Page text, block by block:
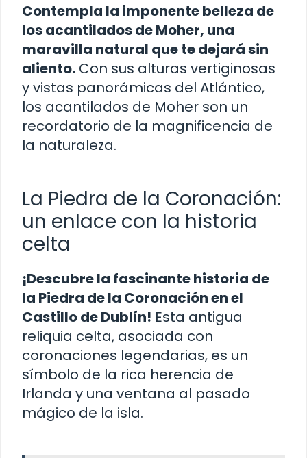
Contempla la imponente belleza de
los acantilados de Moher, una
maravilla natural que te dejará sin
aliento. Con sus alturas vertiginosas
y vistas panorámicas del Atlántico,
los acantilados de Moher son un
recordatorio de la magnificencia de
la naturaleza.
La Piedra de la Coronación:
un enlace con la historia
celta
¡Descubre la fascinante historia de
la Piedra de la Coronación en el
Castillo de Dublín! Esta antigua
reliquia celta, asociada con
coronaciones legendarias, es un
símbolo de la rica herencia de
Irlanda y una ventana al pasado
mágico de la isla.